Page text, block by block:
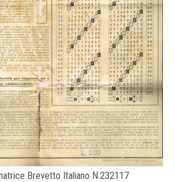
Brevetto Italiano N.232117